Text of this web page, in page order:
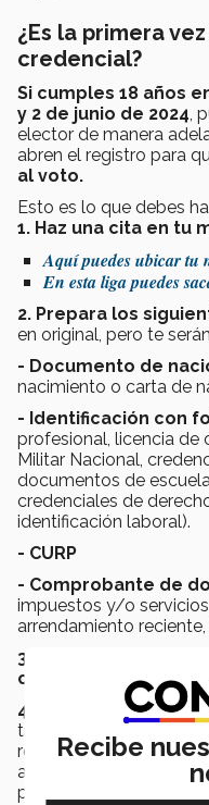
¿Es la primera
credencial?
Si cumples 18 años
y 2 de junio de 2024,
elector de manera
abren el registro para
al voto.
Esto es lo que debes
1. Haz una cita en tu
Aquí puedes ubicar tu
En esta liga puedes
2. Prepara los
en original, pero te
- Documento de
nacimiento o carta de
- Identificación con
profesional, licencia de
Militar Nacional,
documentos de
credenciales de
identificación laboral).
- CURP
- Comprobante de
impuestos y/o
arrendamiento
3. Acude a tu cita en
correspondiente.
4 No olvides
tramitaste tu credencial
recoges,tienes hasta
acudir por ella, de lo
podrás votar.
Recibe